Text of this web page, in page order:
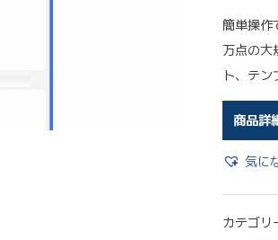
簡単操作
万点の大
ト、テ
商品詳
気に
カテゴリ